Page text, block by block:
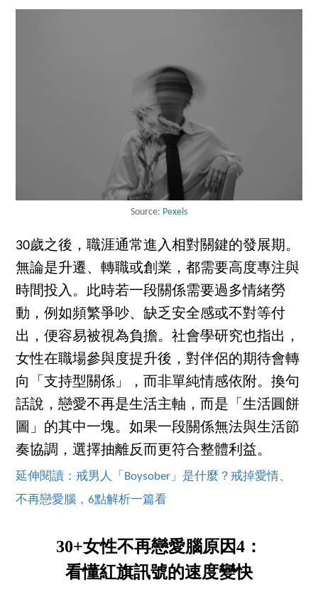
Source: Pexels
30歲之後，職涯通常進入相對關鍵的發展期。
無論是升遷、轉職或創業，都需要高度專注與
時間投入。此時若一段關係需要過多情緒勞
動，例如頻繁爭吵、缺乏安全感或不對等付
出，便容易被視為負擔。社會學研究也指出，
女性在職場參與度提升後，對伴侶的期待會轉
向「支持型關係」，而非單純情感依附。換句
話說，戀愛不再是生活主軸，而是「生活圓餅
圖」的其中一塊。如果一段關係無法與生活節
奏協調，選擇抽離反而更符合整體利益。
延伸閱讀：戒男人「Boysober」是什麼？戒掉愛情、
不再戀愛腦，6點解析一篇看
30+女性不再戀愛腦原因4：
看懂紅旗訊號的速度變快